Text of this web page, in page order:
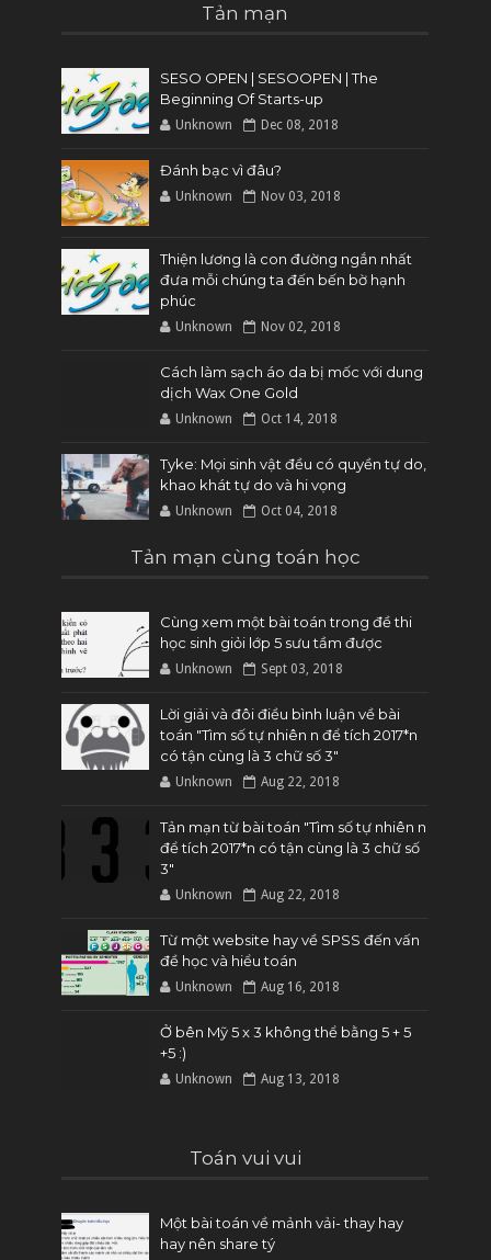
Tản mạn
SESO OPEN | SESOOPEN | The
Beginning Of Starts-up
Unknown Dec 08, 2018
Đánh bạc vì đâu?
Unknown Nov 03, 2018
Thiện lương là con đường ngắn nhất
đưa mỗi chúng ta đến bến bờ hạnh
phúc
Unknown Nov 02, 2018
Cách làm sạch áo da bị mốc với dung
dịch Wax One Gold
Unknown Oct 14, 2018
Tyke: Mọi sinh vật đều có quyền tự do,
khao khát tự do và hi vọng
Unknown Oct 04, 2018
Tản mạn cùng toán học
Cùng xem một bài toán trong đề thi
học sinh giỏi lớp 5 sưu tầm được
Unknown Sept 03, 2018
Lời giải và đôi điều bình luận về bài
toán "Tìm số tự nhiên n để tích 2017*n
có tận cùng là 3 chữ số 3"
Unknown Aug 22, 2018
Tản mạn từ bài toán "Tìm số tự nhiên n
để tích 2017*n có tận cùng là 3 chữ số
3"
Unknown Aug 22, 2018
Từ một website hay về SPSS đến vấn
đề học và hiểu toán
Unknown Aug 16, 2018
Ở bên Mỹ 5 x 3 không thể bằng 5 + 5
+5 :)
Unknown Aug 13, 2018
Toán vui vui
Một bài toán về mảnh vải- thay hay
hay nên share tý